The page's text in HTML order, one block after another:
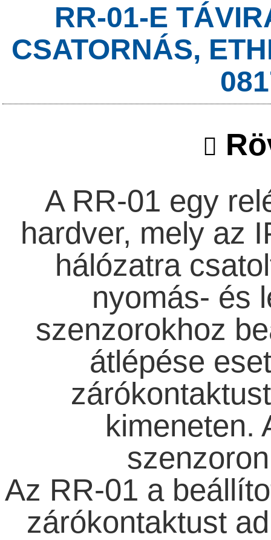
RR-01-E
CSATORNÁS,
A RR-01 egy
hardver, mely az
hálózatra
nyomás- és
szenzorokhoz
átlépése
kimeneten.
Az RR-01 a
zárókontaktust